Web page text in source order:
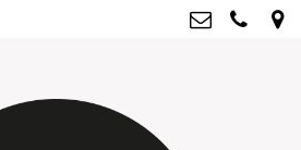
Kvk: Mrs O & more - 67796435
BTWnr: NL001835603B07